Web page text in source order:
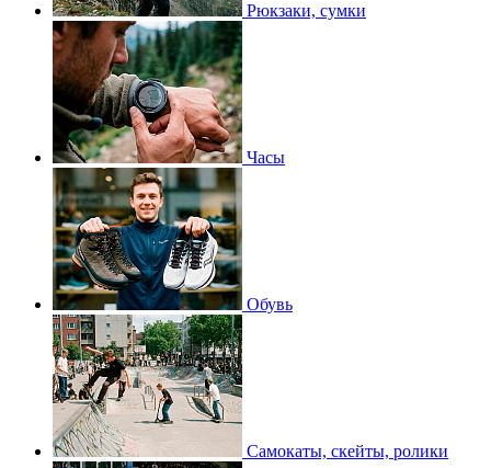
Рюкзаки, сумки
Часы
Обувь
Самокаты, скейты, ролики